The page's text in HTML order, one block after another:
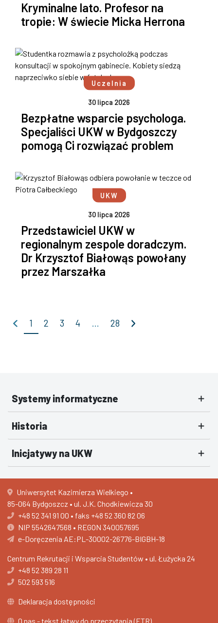
Kryminalne lato. Profesor na
tropie: W świecie Micka Herrona
Uczelnia
30 lipca 2026
Bezpłatne wsparcie psychologa.
Specjaliści UKW w Bydgoszczy
pomogą Ci rozwiązać problem
UKW
30 lipca 2026
Przedstawiciel UKW w
regionalnym zespole doradczym.
Dr Krzysztof Białowąs powołany
przez Marszałka
Poprzednia
1 2 3 4 … 28 Następna
Systemy informatyczne
Historia
Inicjatywy na UKW
Uniwersytet Kazimierza Wielkiego •
85-064 Bydgoszcz • ul. J.K. Chodkiewicza 30
+48 52 341 91 00 • faks +48 52 360 82 06
NIP 5542647568 • REGON 340057695
e-Doręczenia AE:PL-30002-26776-BIGBH-18
Centrum Rekrutacji i Wsparcia Studentów • ul. Łużycka 24
+48 52 389 28 11
502 593 516
Deklaracja dostępności
O nas - tekst łatwy do przeczytania (ETR)